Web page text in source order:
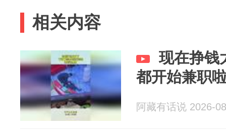
相关内容
现在挣钱
都开始兼职
阿藏有话说 2026-